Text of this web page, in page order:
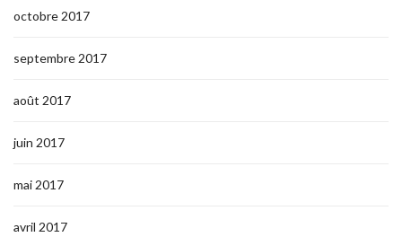
octobre 2017
septembre 2017
août 2017
juin 2017
mai 2017
avril 2017